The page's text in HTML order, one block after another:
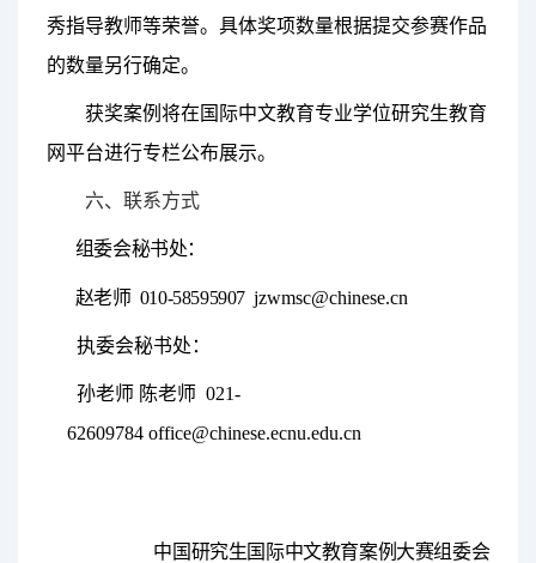
秀指导教师等荣誉。具体奖项数量根据提交参赛作品
的数量另行确定。
获奖案例将在国际中文教育专业学位研究生教育
网平台进行专栏公布展示。
六、联系方式
组委会秘书处：
赵老师 010-58595907 jzwmsc@chinese.cn
执委会秘书处：
孙老师 陈老师 021-
62609784 office@chinese.ecnu.edu.cn
中国研究生国际中文教育案例大赛组委会